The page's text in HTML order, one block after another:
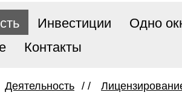
Инвестиции
Одно
Контакты
Деятельность / /